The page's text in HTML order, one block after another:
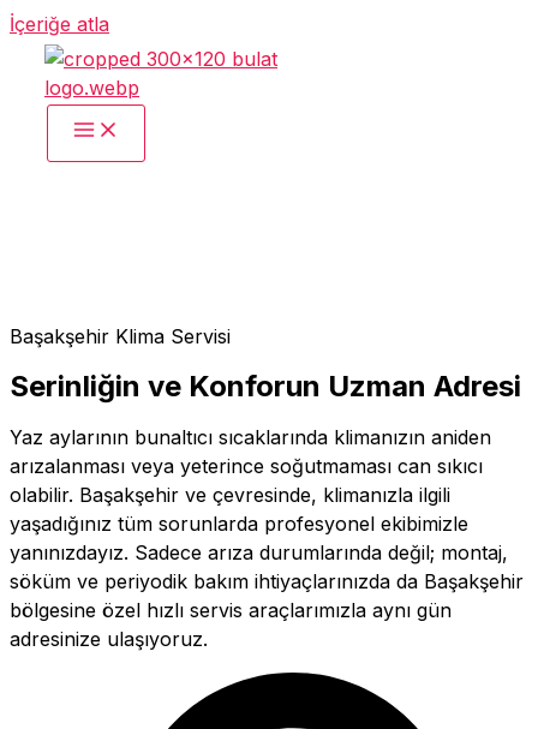
İçeriğe atla
Başakşehir Klima Servisi
Serinliğin ve Konforun Uzman Adresi
Yaz aylarının bunaltıcı sıcaklarında klimanızın aniden
arızalanması veya yeterince soğutmaması can sıkıcı
olabilir. Başakşehir ve çevresinde, klimanızla ilgili
yaşadığınız tüm sorunlarda profesyonel ekibimizle
yanınızdayız. Sadece arıza durumlarında değil; montaj,
söküm ve periyodik bakım ihtiyaçlarınızda da Başakşehir
bölgesine özel hızlı servis araçlarımızla aynı gün
adresinize ulaşıyoruz.